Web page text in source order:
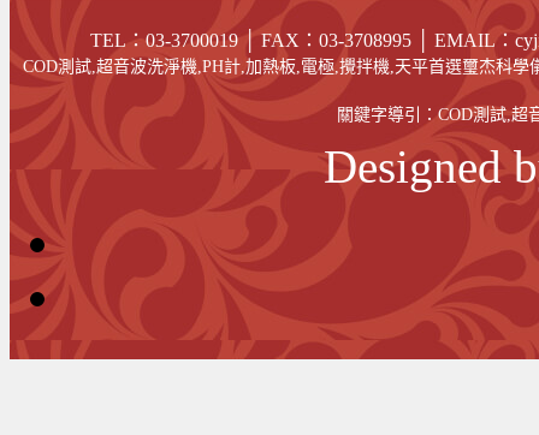
TEL：03-3700019 │ FAX ：03-3708995 EMAIL：
COD測試,超音波洗淨機,PH計,加熱板,電極,攪拌機,天平首選璽杰科
關鍵字導引：COD測試,超
Designed